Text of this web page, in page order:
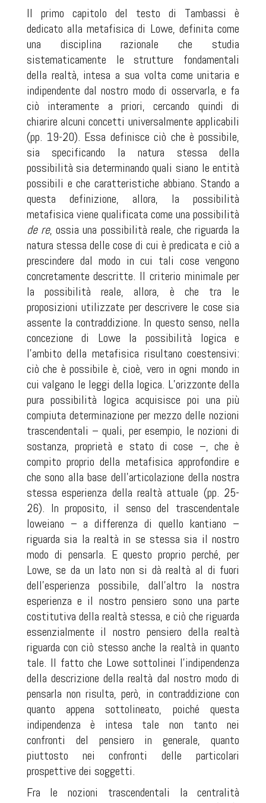
Il primo capitolo del testo di Tambassi è
dedicato alla metafisica di Lowe, definita come
una disciplina razionale che studia
sistematicamente le strutture fondamentali
della realtà, intesa a sua volta come unitaria e
indipendente dal nostro modo di osservarla, e fa
ciò interamente a priori, cercando quindi di
chiarire alcuni concetti universalmente applicabili
(pp. 19-20). Essa definisce ciò che è possibile,
sia specificando la natura stessa della
possibilità sia determinando quali siano le entità
possibili e che caratteristiche abbiano. Stando a
questa definizione, allora, la possibilità
metafisica viene qualificata come una possibilità
de re, ossia una possibilità reale, che riguarda la
natura stessa delle cose di cui è predicata e ciò a
prescindere dal modo in cui tali cose vengono
concretamente descritte. Il criterio minimale per
la possibilità reale, allora, è che tra le
proposizioni utilizzate per descrivere le cose sia
assente la contraddizione. In questo senso, nella
concezione di Lowe la possibilità logica e
l’ambito della metafisica risultano coestensivi:
ciò che è possibile è, cioè, vero in ogni mondo in
cui valgano le leggi della logica. L’orizzonte della
pura possibilità logica acquisisce poi una più
compiuta determinazione per mezzo delle nozioni
trascendentali – quali, per esempio, le nozioni di
sostanza, proprietà e stato di cose –, che è
compito proprio della metafisica approfondire e
che sono alla base dell’articolazione della nostra
stessa esperienza della realtà attuale (pp. 25-
26). In proposito, il senso del trascendentale
loweiano – a differenza di quello kantiano –
riguarda sia la realtà in se stessa sia il nostro
modo di pensarla. E questo proprio perché, per
Lowe, se da un lato non si dà realtà al di fuori
dell’esperienza possibile, dall’altro la nostra
esperienza e il nostro pensiero sono una parte
costitutiva della realtà stessa, e ciò che riguarda
essenzialmente il nostro pensiero della realtà
riguarda con ciò stesso anche la realtà in quanto
tale. Il fatto che Lowe sottolinei l’indipendenza
della descrizione della realtà dal nostro modo di
pensarla non risulta, però, in contraddizione con
quanto appena sottolineato, poiché questa
indipendenza è intesa tale non tanto nei
confronti del pensiero in generale, quanto
piuttosto nei confronti delle particolari
prospettive dei soggetti.
Fra le nozioni trascendentali la centralità